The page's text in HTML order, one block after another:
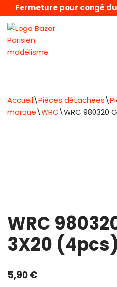
Aller
au
contenu
Fermeture pour congé
Accueil\Pièces détachées\
marque\WRC\WRC 980320
WRC
3X20 (4pcs)
5,90€